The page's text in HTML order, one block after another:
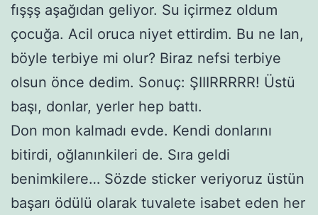
fışşş aşağıdan geliyor. Su içirmez oldum
çocuğa. Acil oruca niyet ettirdim. Bu ne lan,
böyle terbiye mi olur? Biraz nefsi terbiye
olsun önce dedim. Sonuç: ŞIIIRRRRR! Üstü
başı, donlar, yerler hep battı.
Don mon kalmadı evde. Kendi donlarını
bitirdi, oğlanınkileri de. Sıra geldi
benimkilere… Sözde sticker veriyoruz üstün
başarı ödülü olarak tuvalete isabet eden her